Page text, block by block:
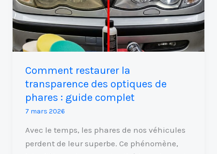
Comment restaurer la
transparence des optiques de
phares : guide complet
7 mars 2026
Avec le temps, les phares de nos véhicules
perdent de leur superbe. Ce phénomène,
des
optiques
de
phares
guide
complet